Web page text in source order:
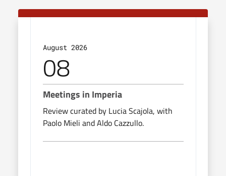
August 2026
08
Meetings in Imperia
Review curated by Lucia Scajola, with
Paolo Mieli and Aldo Cazzullo.